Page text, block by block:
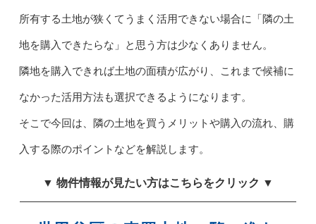
所有する土地が狭くてうまく活用できない場合に「隣の土
地を購入できたらな」と思う方は少なくありません。
隣地を購入できれば土地の面積が広がり、これまで候補に
なかった活用方法も選択できるようになります。
そこで今回は、隣の土地を買うメリットや購入の流れ、購
入する際のポイントなどを解説します。
▼ 物件情報が見たい方はこちらをクリック ▼